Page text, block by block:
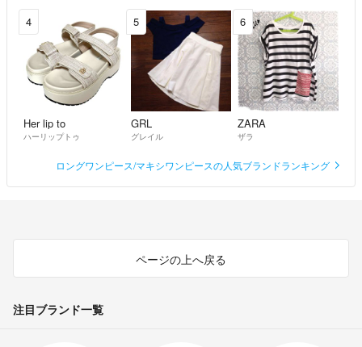
4
Her lip to
ハーリップトゥ
5
GRL
グレイル
6
ZARA
ザラ
ロングワンピース/マキシワンピースの人気ブランドランキング
ページの上へ戻る
注目ブランド一覧